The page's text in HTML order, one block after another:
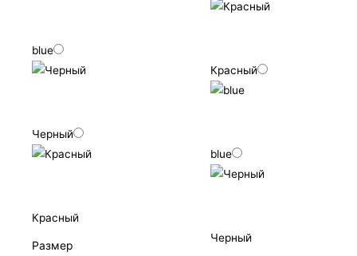
blue
Черный
Красный
Размер
Красный
blue
Черный